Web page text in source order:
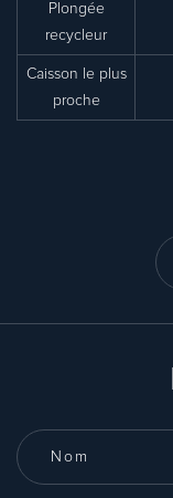
Plongée
recycleur
Caisson le plus
proche